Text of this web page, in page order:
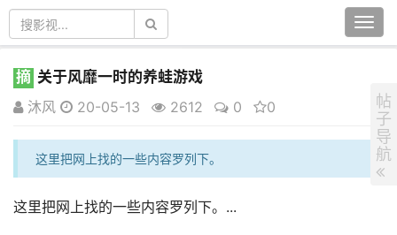
摘 关于风靡一时的养蛙游戏
沐风
20-05-13 2612 0 0
这里把网上找的一些内容罗列下。
这里把网上找的一些内容罗列下。...
帖
子
导
航